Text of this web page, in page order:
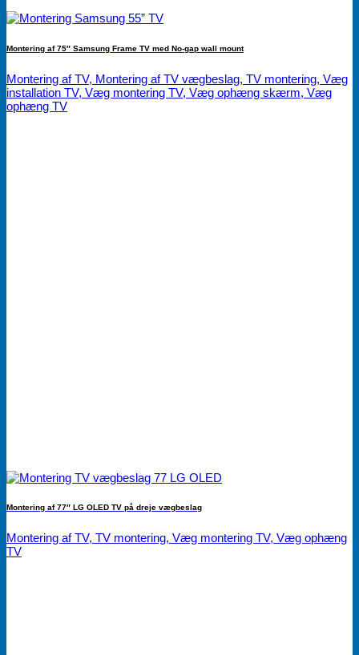
Montering af 75″ Samsung Frame TV med No-gap wall mount
Montering af TV, Montering af TV vægbeslag, TV montering, Væg
installation TV, Væg montering TV, Væg ophæng skærm, Væg
ophæng TV
Montering af 77″ LG OLED TV på dreje vægbeslag
Montering af TV, TV montering, Væg montering TV, Væg ophæng
TV